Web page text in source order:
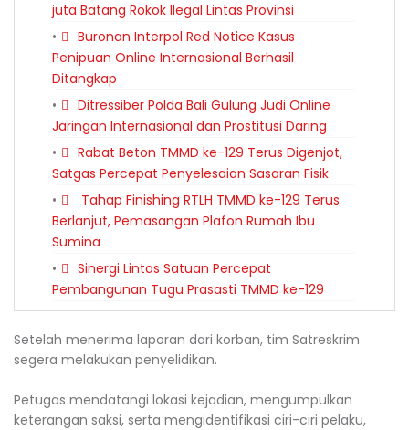
juta Batang Rokok Ilegal Lintas Provinsi
Buronan Interpol Red Notice Kasus
Penipuan Online Internasional Berhasil
Ditangkap
Ditressiber Polda Bali Gulung Judi Online
Jaringan Internasional dan Prostitusi Daring
Rabat Beton TMMD ke-129 Terus Digenjot,
Satgas Percepat Penyelesaian Sasaran Fisik
Tahap Finishing RTLH TMMD ke-129 Terus
Berlanjut, Pemasangan Plafon Rumah Ibu
Sumina
Sinergi Lintas Satuan Percepat
Pembangunan Tugu Prasasti TMMD ke-129
Setelah menerima laporan dari korban, tim Satreskrim
segera melakukan penyelidikan.
Petugas mendatangi lokasi kejadian, mengumpulkan
keterangan saksi, serta mengidentifikasi ciri-ciri pelaku,